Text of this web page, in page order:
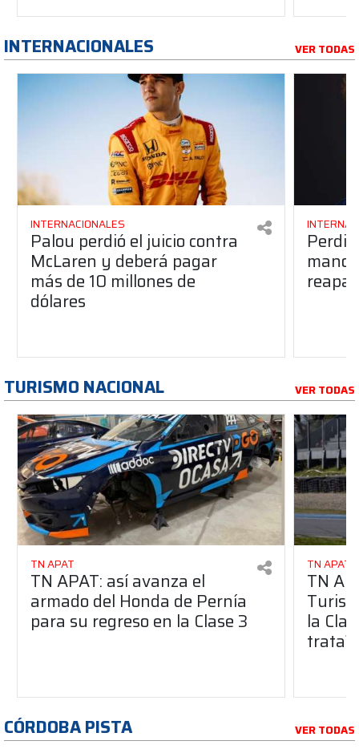
INTERNACIONALES VER TODAS
INTERNACIONALES
Palou perdió el juicio contra
McLaren y deberá pagar
más de 10 millones de
dólares
TURISMO NACIONAL VER TODAS
TN APAT
TN APAT: así avanza el
armado del Honda de Pernía
para su regreso en la Clase 3
TN APAT
TN
la
trata?
CÓRDOBA PISTA VER TODAS